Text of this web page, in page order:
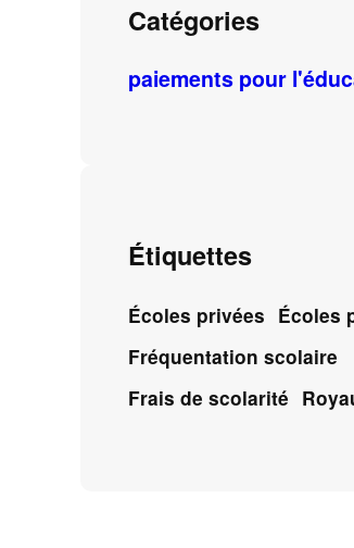
Catégories
paiements pour
Étiquettes
Écoles privées Écoles
Fréquentation scolaire
Frais de scolarité